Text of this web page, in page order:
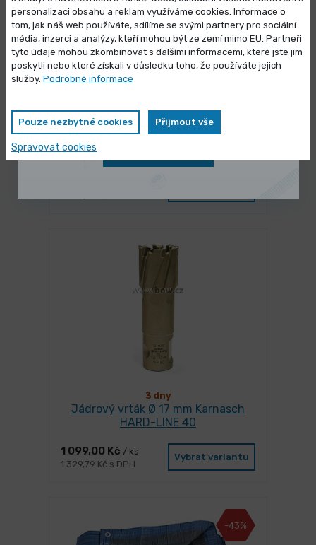
NA DOTAZ
Jádrový vrták Ø 29 mm Karnasch
3 dny
Jádrový vrták Ø 17 mm Karnasch
HARD-LINE 40
1 099,00 Kč / ks
1 329,79 Kč s DPH
Vybrat variantu
-43%
personalizaci obsahu a reklam využíváme cookies. Informace o
tom, jak náš web používáte, sdílíme se svými partnery pro sociální
média, inzerci a analýzy, kteří mohou být ze zemí mimo EU. Partneři
tyto údaje mohou zkombinovat s dalšími informacemi, které jste jim
poskytli nebo které získali v důsledku toho, že používáte jejich
služby. Podrobné informace
Pouze nezbytné cookies Přijmout vše
Spravovat cookies
Výprodej skladových zásob
Vybrané produkty nyní pořídíte za